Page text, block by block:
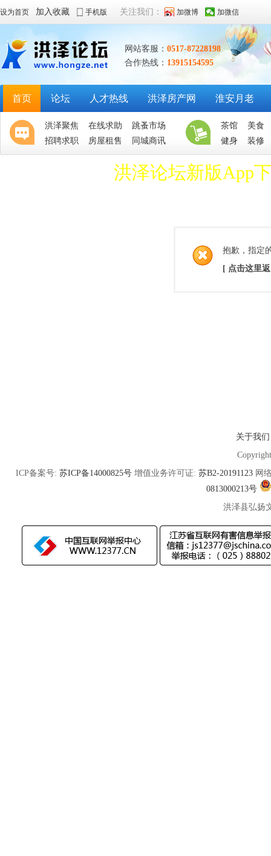
设为首页 加入收藏 手机版 关注我们： 加微博 加微信
网站客服： 0517-87228198
合作热线： 13915154595
首页 论坛 人才热线 洪泽房产网 淮安月老
洪泽聚焦 在线求助
跳蚤市场
招聘求职
房屋租售 同城商讯
茶馆
美食
健身
装修
洪泽论坛新版App
抱歉，指定
[ 点击这里
关于我们
ICP备案号: 苏ICP备14000825号 增值业务许可证: 苏B2-20191123 网
0813000213号
洪泽县弘扬